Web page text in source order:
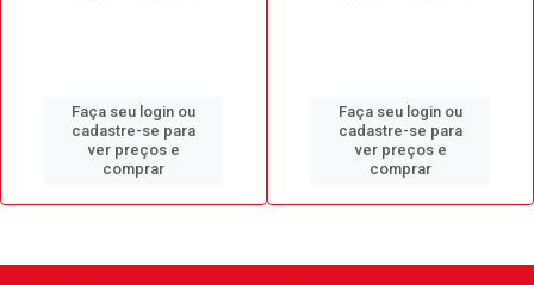
Faça seu login ou
cadastre-se para
ver preços e
comprar
Faça seu login ou
cadastre-se para
ver preços e
comprar